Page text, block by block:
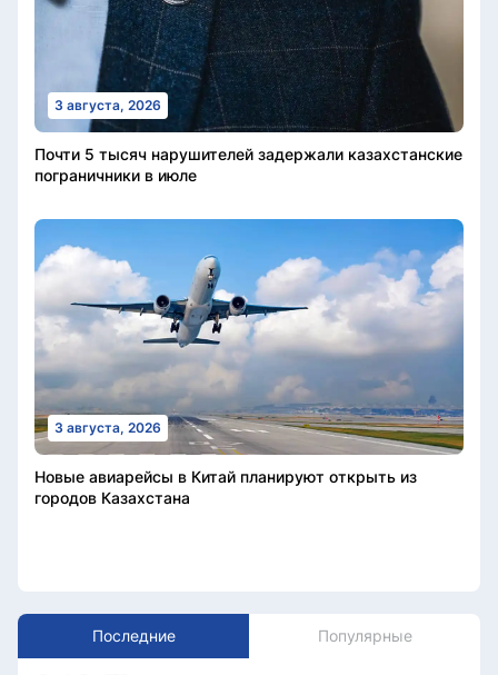
3 августа, 2026
Почти 5 тысяч нарушителей задержали казахстанские
пограничники в июле
3 августа, 2026
Новые авиарейсы в Китай планируют открыть из
городов Казахстана
Последние Популярные